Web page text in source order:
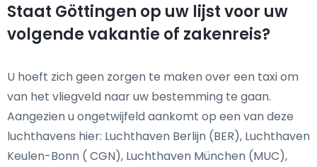
Staat Göttingen op uw lijst voor uw
volgende vakantie of zakenreis?
U hoeft zich geen zorgen te maken over een taxi om
van het vliegveld naar uw bestemming te gaan.
Aangezien u ongetwijfeld aankomt op een van deze
luchthavens hier: Luchthaven Berlijn (BER), Luchthaven
Keulen-Bonn ( CGN), Luchthaven München (MUC),